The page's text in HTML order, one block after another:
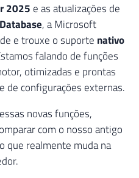
2025 e as atualizações de
, a Microsoft
e trouxe o suporte nativo
falando de funções
otimizadas e prontas
de configurações externas.
novas funções,
com o nosso antigo
que realmente muda na